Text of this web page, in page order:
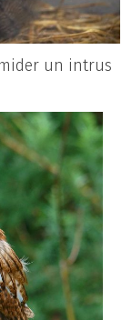
un intrus